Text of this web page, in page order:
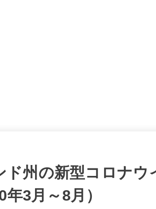
州の新型コロナウ
3月～8月）